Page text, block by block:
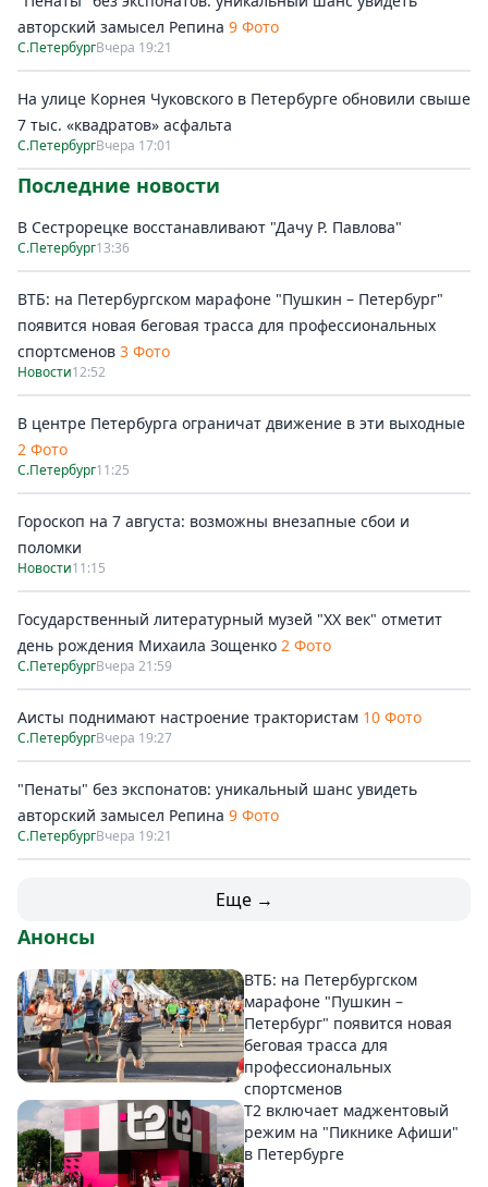
авторский замысел Репина 9 Фото
С.ПетербургВчера 19:21
На улице Корнея Чуковского в Петербурге обновили свыше
7 тыс. «квадратов» асфальта
С.ПетербургВчера 17:01
Последние новости
В Сестрорецке восстанавливают "Дачу Р. Павлова"
С.Петербург13:36
ВТБ: на Петербургском марафоне "Пушкин – Петербург"
появится новая беговая трасса для профессиональных
спортсменов 3 Фото
Новости12:52
В центре Петербурга ограничат движение в эти выходные
2 Фото
С.Петербург11:25
Гороскоп на 7 августа: возможны внезапные сбои и
поломки
Новости11:15
Государственный литературный музей "ХХ век" отметит
день рождения Михаила Зощенко 2 Фото
С.ПетербургВчера 21:59
Аисты поднимают настроение трактористам 10 Фото
С.ПетербургВчера 19:27
"Пенаты" без экспонатов: уникальный шанс увидеть
авторский замысел Репина 9 Фото
С.ПетербургВчера 19:21
Еще →
Анонсы
ВТБ: на Петербургском
марафоне "Пушкин –
Петербург" появится новая
беговая трасса для
профессиональных
спортсменов
Т2 включает маджентовый
режим на "Пикнике Афиши"
в Петербурге